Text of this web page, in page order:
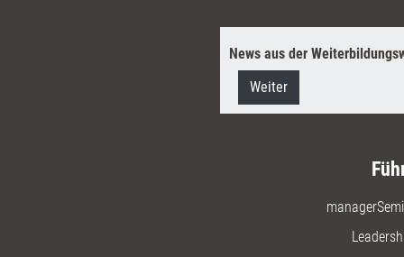
News aus der
Weiter